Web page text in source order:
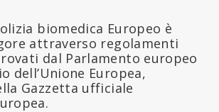
biomedica Europeo è
attraverso regolamenti
dal Parlamento europeo
dell’Unione Europea,
Gazzetta ufficiale